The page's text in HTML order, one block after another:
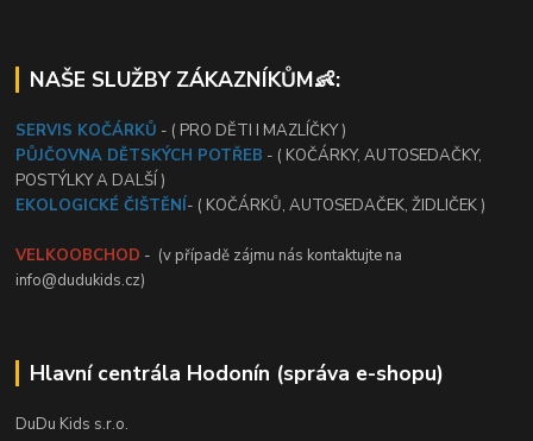
NAŠE SLUŽBY ZÁKAZNÍKŮM👶:
SERVIS KOČÁRKŮ - ( PRO DĚTI I MAZLÍČKY )
PŮJČOVNA DĚTSKÝCH POTŘEB - ( KOČÁRKY, AUTOSEDAČKY,
POSTÝLKY A DALŠÍ )
EKOLOGICKÉ ČIŠTĚNÍ- ( KOČÁRKŮ, AUTOSEDAČEK, ŽIDLIČEK )
VELKOOBCHOD - (v případě zájmu nás kontaktujte na
info@dudukids.cz)
Hlavní centrála Hodonín (správa e-shopu)
DuDu Kids s.r.o.